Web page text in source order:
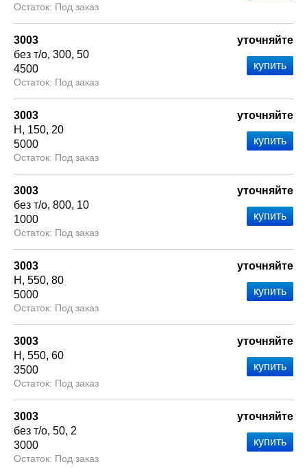
Под заказ
3003
без т/о 300 50
4500
Под заказ
уточняйте
3003
Н
150 20
5000
Под заказ
уточняйте
3003
без т/о 800 10
1000
Под заказ
уточняйте
3003
Н
550 80
5000
Под заказ
уточняйте
3003
Н
550 60
3500
Под заказ
уточняйте
3003
без т/о 50 2
3000
Под заказ
уточняйте